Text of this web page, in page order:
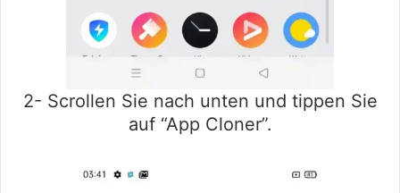
2- Scrollen Sie nach unten und tippen Sie
auf “App Cloner”.